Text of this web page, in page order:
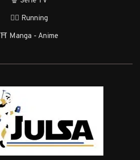
🏃‍♂️ Running
⛩️ Manga - Anime